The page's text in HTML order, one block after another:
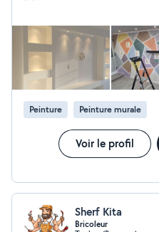
Peinture Peinture murale
Voir le profil
Sherf Kita
Bricoleur